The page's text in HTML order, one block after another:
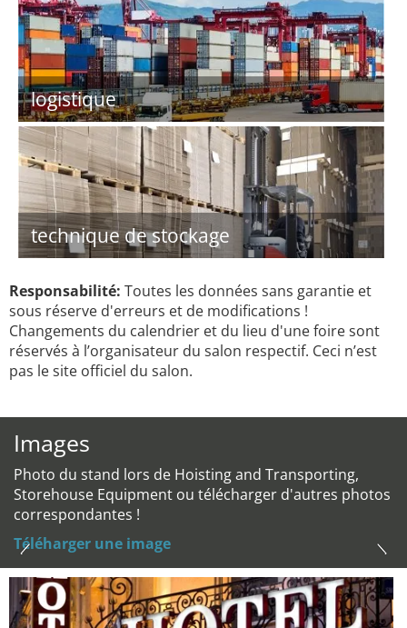
logistique
technique de stockage
Responsabilité: Toutes les données sans garantie et
sous réserve d'erreurs et de modifications !
Changements du calendrier et du lieu d'une foire sont
réservés à l’organisateur du salon respectif. Ceci n’est
pas le site officiel du salon.
Images
Photo du stand lors de Hoisting and Transporting,
Storehouse Equipment ou télécharger d'autres photos
correspondantes !
Téléharger une image